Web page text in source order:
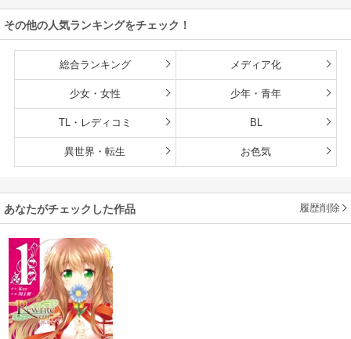
イフな旅のつもり
が、なぜか世界最
強の師弟になって
版】
listaSTUDIO
その他の人気ランキングをチェック！
総合ランキング メディア化
少女・女性 少年・青年
TL・レディコミ BL
異世界・転生 お色気
あなたがチェックした作品 履歴削除